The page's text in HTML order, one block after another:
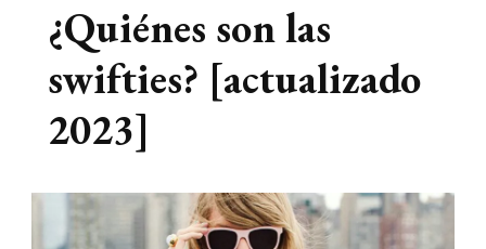
¿Quiénes son las
swifties? [actualizado
2023]